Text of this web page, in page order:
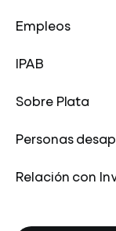
Empleos
IPAB
Sobre Plata
Personas
Relación con